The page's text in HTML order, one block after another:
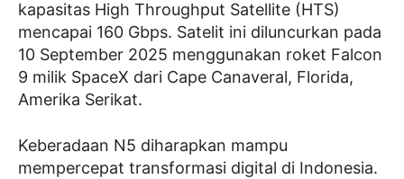
kapasitas High Throughput Satellite (HTS)
mencapai 160 Gbps. Satelit ini diluncurkan pada
10 September 2025 menggunakan roket Falcon
9 milik SpaceX dari Cape Canaveral, Florida,
Amerika Serikat.
Keberadaan N5 diharapkan mampu
mempercepat transformasi digital di Indonesia.